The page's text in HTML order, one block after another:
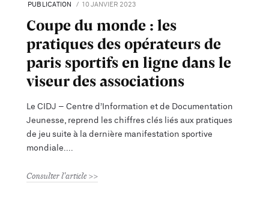
PUBLICATION 10 JANVIER 2023
Coupe du monde : les
pratiques des opérateurs de
paris sportifs en ligne dans le
viseur des associations
Le CIDJ – Centre d’Information et de Documentation
Jeunesse, reprend les chiffres clés liés aux pratiques
de jeu suite à la dernière manifestation sportive
mondiale.
Consulter l'article